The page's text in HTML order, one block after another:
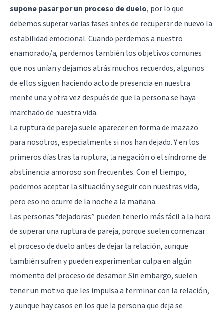
supone pasar por un proceso de duelo, por lo que
debemos superar varias fases antes de recuperar de nuevo la
estabilidad emocional. Cuando perdemos a nuestro
enamorado/a, perdemos también los objetivos comunes
que nos unían y dejamos atrás muchos recuerdos, algunos
de ellos siguen haciendo acto de presencia en nuestra
mente una y otra vez después de que la persona se haya
marchado de nuestra vida.
La ruptura de pareja suele aparecer en forma de mazazo
para nosotros, especialmente si nos han dejado. Y en los
primeros días tras la ruptura, la negación o el síndrome de
abstinencia amoroso son frecuentes. Con el tiempo,
podemos aceptar la situación y seguir con nuestras vida,
pero eso no ocurre de la noche a la mañana.
Las personas “dejadoras” pueden tenerlo más fácil a la hora
de superar una ruptura de pareja, porque suelen comenzar
el proceso de duelo antes de dejar la relación, aunque
también sufren y pueden experimentar culpa en algún
momento del proceso de desamor. Sin embargo, suelen
tener un motivo que les impulsa a terminar con la relación,
y aunque hay casos en los que la persona que deja se